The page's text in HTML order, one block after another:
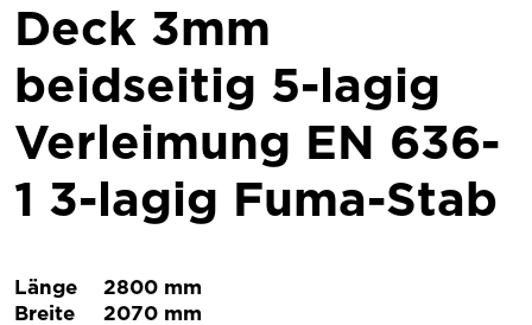
Deck 3mm
beidseitig 5-lagig
Verleimung EN 636-
1 3-lagig Fuma-Stab
Länge
2800 mm
Breite
2070 mm